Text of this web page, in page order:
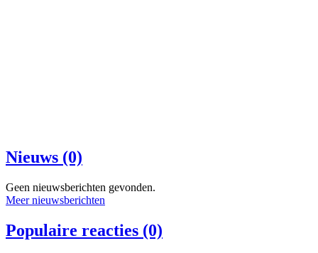
Nieuws (0)
Geen nieuwsberichten gevonden.
Meer nieuwsberichten
Populaire reacties (0)